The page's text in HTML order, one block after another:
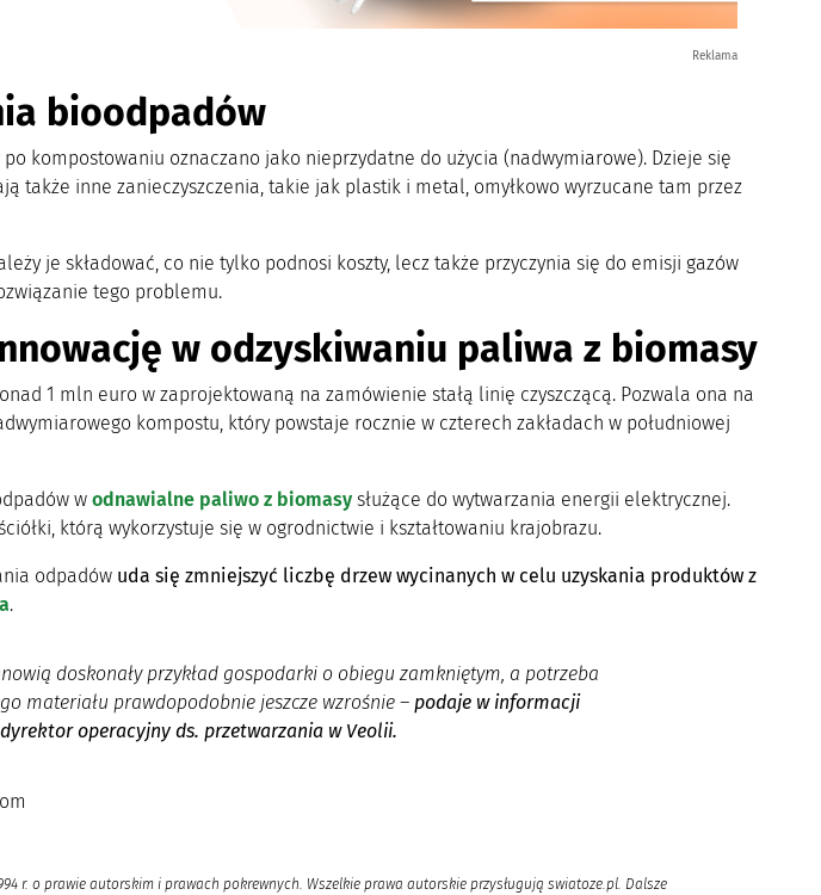
Reklama
bioodpadów
kompostowaniu oznaczano jako nieprzydatne do użycia (nadwymiarowe). Dzieje się
także inne zanieczyszczenia, takie jak plastik i metal, omyłkowo wyrzucane tam przez
je składować, co nie tylko podnosi koszty, lecz także przyczynia się do emisji gazów
tego problemu.
w odzyskiwaniu paliwa z biomasy
1 mln euro w zaprojektowaną na zamówienie stałą linię czyszczącą. Pozwala ona na
kompostu, który powstaje rocznie w czterech zakładach w południowej
w odnawialne paliwo z biomasysłużące do wytwarzania energii elektrycznej.
którą wykorzystuje się w ogrodnictwie i kształtowaniu krajobrazu.
odpadów uda się zmniejszyć liczbę drzew wycinanych w celu uzyskania produktów z
.
doskonały przykład gospodarki o obiegu zamkniętym, a potrzeba
materiału prawdopodobnie jeszcze wzrośnie – podaje w informacji
operacyjny ds. przetwarzania w Veolii.
r. o prawie autorskim i prawach pokrewnych. Wszelkie prawa autorskie przysługują swiatoze.pl. Dalsze